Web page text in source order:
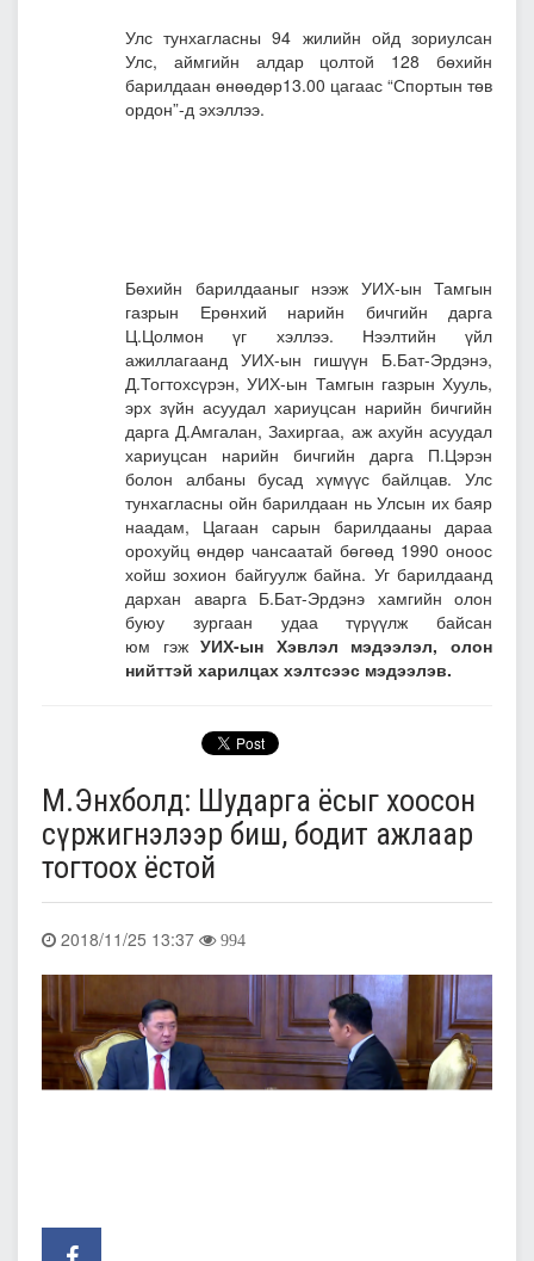
Улс тунхагласны 94 жилийн ойд зориулсан
Улс, аймгийн алдар цолтой 128 бөхийн
барилдаан өнөөдөр13.00 цагаас “Спортын төв
ордон”-д эхэллээ.
Бөхийн барилдааныг нээж УИХ-ын Тамгын
газрын Ерөнхий нарийн бичгийн дарга
Ц.Цолмон үг хэллээ. Нээлтийн үйл
ажиллагаанд УИХ-ын гишүүн Б.Бат-Эрдэнэ,
Д.Тогтохсүрэн, УИХ-ын Тамгын газрын Хууль,
эрх зүйн асуудал хариуцсан нарийн бичгийн
дарга Д.Амгалан, Захиргаа, аж ахуйн асуудал
хариуцсан нарийн бичгийн дарга П.Цэрэн
болон албаны бусад хүмүүс байлцав. Улс
тунхагласны ойн барилдаан нь Улсын их баяр
наадам, Цагаан сарын барилдааны дараа
орохуйц өндөр чансаатай бөгөөд 1990 оноос
хойш зохион байгуулж байна. Уг барилдаанд
дархан аварга Б.Бат-Эрдэнэ хамгийн олон
буюу зургаан удаа түрүүлж байсан
юм гэжУИХ-ын Хэвлэл мэдээлэл, олон
нийттэй харилцах хэлтсээс мэдээлэв.
М.Энхболд: Шударга ёсыг хоосон
сүржигнэлээр биш, бодит ажлаар
тогтоох ёстой
2018/11/25 13:37 994